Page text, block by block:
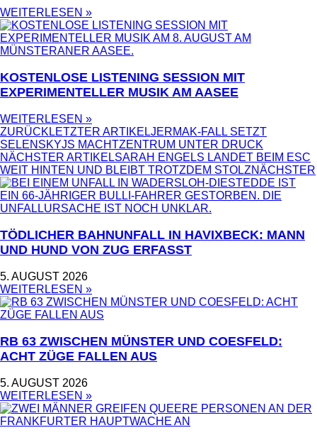
WEITERLESEN »
KOSTENLOSE LISTENING SESSION MIT
EXPERIMENTELLER MUSIK AM AASEE
WEITERLESEN »
ZURÜCK LETZTER ARTIKELJERMAK-FALL SETZT
SELENSKYJS MACHTZENTRUM UNTER DRUCK
NÄCHSTER ARTIKELSARAH ENGELS LANDET BEIM ESC
WEIT HINTEN UND BLEIBT TROTZDEM STOLZNÄCHSTER
TÖDLICHER BAHNUNFALL IN HAVIXBECK: MANN
UND HUND VON ZUG ERFASST
5. AUGUST 2026
WEITERLESEN »
RB 63 ZWISCHEN MÜNSTER UND COESFELD:
ACHT ZÜGE FALLEN AUS
5. AUGUST 2026
WEITERLESEN »